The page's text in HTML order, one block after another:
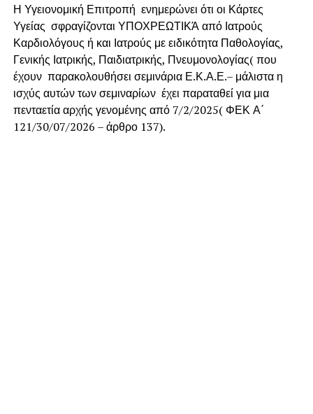
Η Υγειονομική Επιτροπή ενημερώνει ότι οι Κάρτες
Υγείας σφραγίζονται ΥΠΟΧΡΕΩΤΙΚΆ από Ιατρούς
Καρδιολόγους ή και Ιατρούς με ειδικότητα Παθολογίας,
Γενικής Ιατρικής, Παιδιατρικής, Πνευμονολογίας( που
έχουν παρακολουθήσει σεμινάρια Ε.Κ.Α.Ε.– μάλιστα η
ισχύς αυτών των σεμιναρίων έχει παραταθεί για μια
πενταετία αρχής γενομένης από 7/2/2025( ΦΕΚ Α΄
121/30/07/2026 – άρθρο 137).